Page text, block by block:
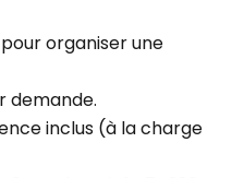
organiser une
demande.
inclus (à la charge